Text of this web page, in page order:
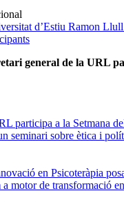
d’Estiu Ramon
general de la URL
participa a la Setmana
seminari sobre ètica i
en Psicoteràpia
motor de transformació